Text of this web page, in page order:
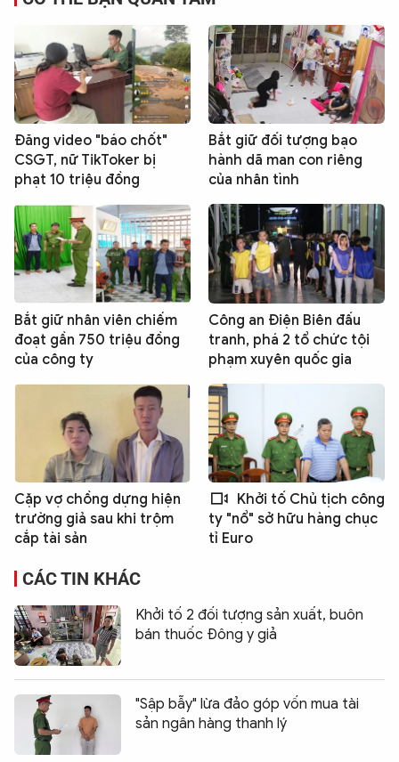
Đăng video "báo chốt"
CSGT, nữ TikToker bị
phạt 10 triệu đồng
Bắt giữ đối tượng bạo
hành dã man con riêng
của nhân tình
Bắt giữ nhân viên chiếm
đoạt gần 750 triệu đồng
của công ty
Công an Điện Biên đấu
tranh, phá 2 tổ chức tội
phạm xuyên quốc gia
Cặp vợ chồng dựng hiện
trường giả sau khi trộm
cắp tài sản
Khởi tố Chủ tịch công
ty "nổ" sở hữu hàng chục
tỉ Euro
CÁC TIN KHÁC
Khởi tố 2 đối tượng sản xuất, buôn
bán thuốc Đông y giả
"Sập bẫy" lừa đảo góp vốn mua tài
sản ngân hàng thanh lý